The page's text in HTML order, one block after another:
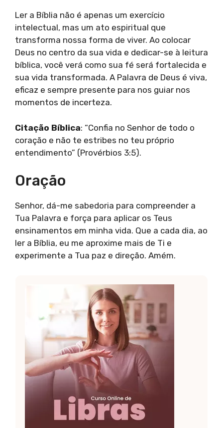
Ler a Bíblia não é apenas um exercício
intelectual, mas um ato espiritual que
transforma nossa forma de viver. Ao colocar
Deus no centro da sua vida e dedicar-se à leitura
bíblica, você verá como sua fé será fortalecida e
sua vida transformada. A Palavra de Deus é viva,
eficaz e sempre presente para nos guiar nos
momentos de incerteza.
Citação Bíblica: “Confia no Senhor de todo o
coração e não te estribes no teu próprio
entendimento” (Provérbios 3:5).
Oração
Senhor, dá-me sabedoria para compreender a
Tua Palavra e força para aplicar os Teus
ensinamentos em minha vida. Que a cada dia, ao
ler a Bíblia, eu me aproxime mais de Ti e
experimente a Tua paz e direção. Amém.